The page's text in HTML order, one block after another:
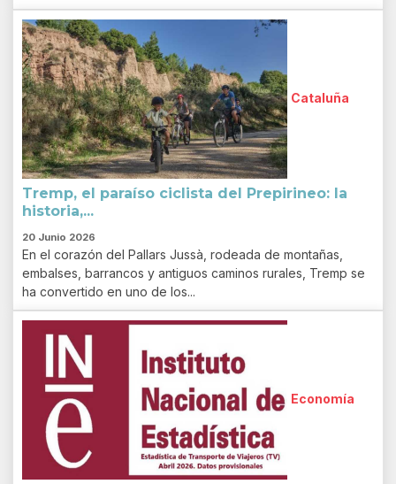
Cataluña
Tremp, el paraíso ciclista del Prepirineo: la
historia,...
20 Junio 2026
En el corazón del Pallars Jussà, rodeada de montañas,
embalses, barrancos y antiguos caminos rurales, Tremp se
ha convertido en uno de los...
Economía